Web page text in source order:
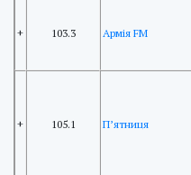
+ 103.3 Армія FM
+ 105.1 П’ятниця